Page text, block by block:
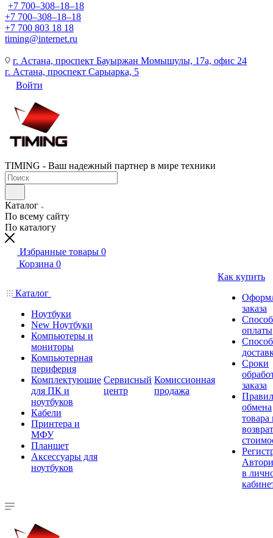
+7 700‒308‒18‒18
+7 700‒308‒18‒18
+7 700 803 18 18
timing@internet.ru
г. Астана, проспект Бауыржан Момышулы, 17а, офис 24
г. Астана, проспект Сарыарка, 5
Войти
TIMING - Ваш надежный партнер в мире техники
Каталог
По всему сайту
По каталогу
Избранные товары 0
Корзина 0
Каталог
Ноутбуки
New Ноутбуки
Компьютеры и
мониторы
Компьютерная
периферия
Комплектующие
для ПК и
ноутбуков
Кабели
Принтера и
МФУ
Планшет
Аксессуары для
ноутбуков
Сервисный
центр
Комиссионная
продажа
Как купить
заказа
оплаты
Сроки
заказа
обмена
товара
в